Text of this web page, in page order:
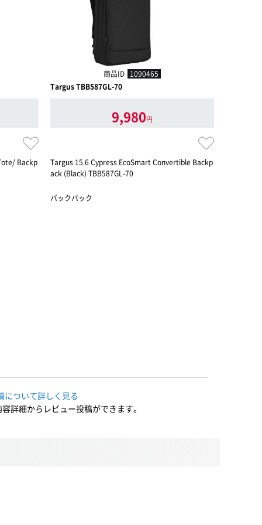
Backp
商品ID 1090465
Targus TBB587GL-70
9,980円
Targus 15.6 Cypress EcoSmart Convertible Backp
ack (Black) TBB587GL-70
バックパック
について詳しく見る
詳細からレビュー投稿ができます。